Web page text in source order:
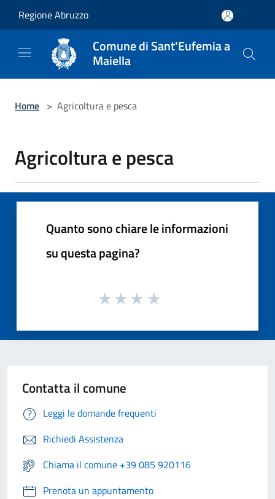
Regione Abruzzo
Comune di Sant'Eufemia a
Maiella
Home > Agricoltura e pesca
Agricoltura e pesca
Quanto sono chiare le informazioni
su questa pagina?
Contatta il comune
Leggi le domande frequenti
Richiedi Assistenza
Chiama il comune +39 085 920116
Prenota un appuntamento